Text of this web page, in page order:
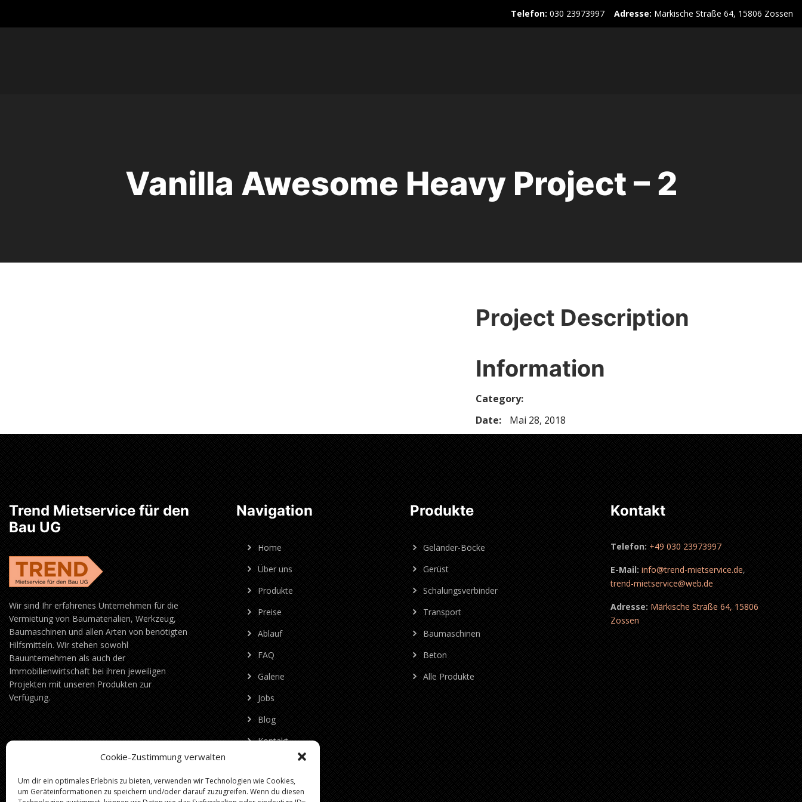
Cookie-Zustimmung verwalten
Um dir ein optimales Erlebnis zu bieten, verwenden wir Technologien wie Cookies,
um Geräteinformationen zu speichern und/oder darauf zuzugreifen. Wenn du diesen
Telefon: 030 23973997 Adresse: Märkische Straße 64, 15806 Zossen
Vanilla Awesome Heavy Project – 2
Project Description
Information
Category:
Date:
Mai 28, 2018
Trend Mietservice für den
Bau UG
Wir sind Ihr erfahrenes Unternehmen für die
Vermietung von Baumaterialien, Werkzeug,
Baumaschinen und allen Arten von benötigten
Hilfsmitteln. Wir stehen sowohl
Bauunternehmen als auch der
Immobilienwirtschaft bei ihren jeweiligen
Projekten mit unseren Produkten zur
Verfügung.
Navigation
Home
Über uns
Produkte
Preise
Ablauf
FAQ
Galerie
Jobs
Blog
Kontakt
Impressum
Datenschutz
Produkte
Geländer-Böcke
Gerüst
Schalungsverbinder
Transport
Baumaschinen
Beton
Alle Produkte
Kontakt
Telefon: +49 030 23973997
E-Mail: info@trend-mietservice.de,
trend-mietservice@web.de
Adresse: Märkische Straße 64, 15806
Zossen